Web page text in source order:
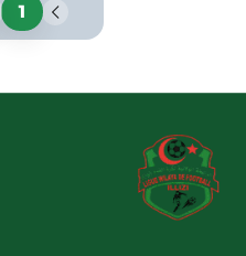
1